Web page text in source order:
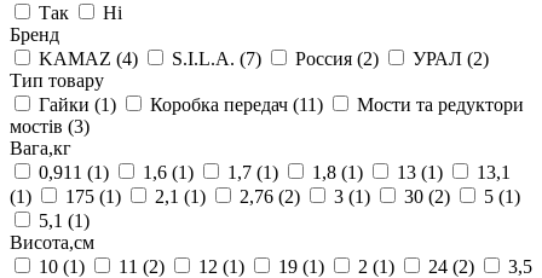
Так
Ні
Бренд
KAMAZ (4) S.I.L.A. (7) Россия (2) УРАЛ (2)
Тип товару
Гайки (1) Коробка передач (11)
Мости та редуктори
мостів (3)
Вага,кг
0,911 (1) 1,6 (1) 1,7 (1) 1,8 (1) 13 (1)
13,1
(1)
175 (1) 2,1 (1) 2,76 (2) 3 (1) 30 (2) 5 (1)
5,1 (1)
Висота,см
10 (1) 11 (2) 12 (1) 19 (1) 2 (1) 24 (2)
3,5